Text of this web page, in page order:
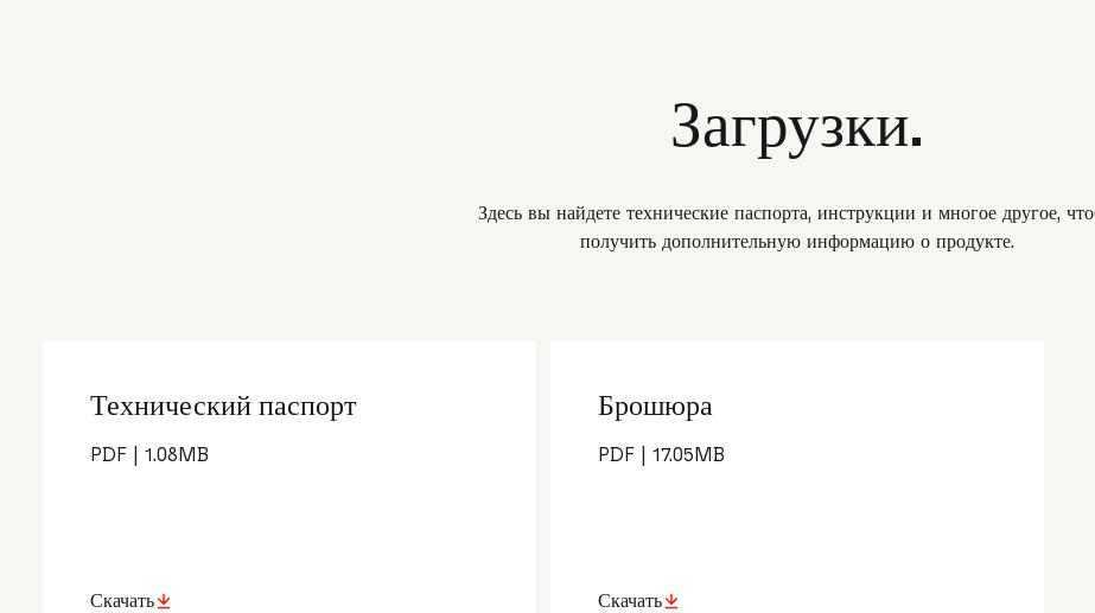
Загрузки.
Здесь вы найдете технические паспорта, инструкции и многое другое,
получить дополнительную информацию о продукте.
Технический паспорт
PDF 1.08MB
Скачать
Брошюра
PDF |17.05MB
Скачать